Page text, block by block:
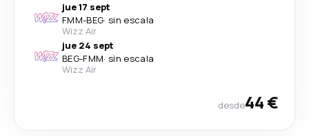
jue 17 sept
FMM-BEG· sin escala
Wizz Air
jue 24 sept
BEG-FMM· sin escala
Wizz Air
desde44 €